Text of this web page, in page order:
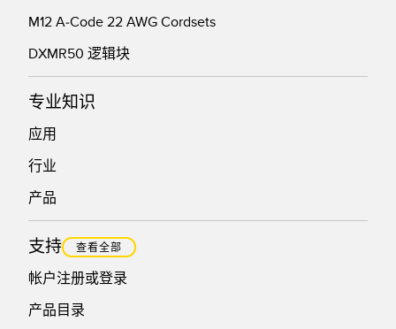
M12 A-Code 22 AWG Cordsets
DXMR50 逻辑块
专业知识
应用
行业
产品
支持 查看全部
帐户注册或登录
产品目录